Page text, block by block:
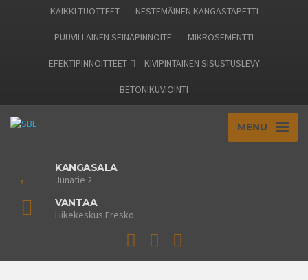
KAIKKI TUOTTEET NESTEMÄINEN KANGASTAPETTI
PUUVILLAINEN SEINÄPINNOITE MIKROSEMENTTI
EFEKTIPINNOITTEET KIVIPINTAINEN SISUSTUSLEVY
BETONIKUVIOINTI
MENU
KANGASALA
Junatie 2
VANTAA
Liikekeskus Fresko